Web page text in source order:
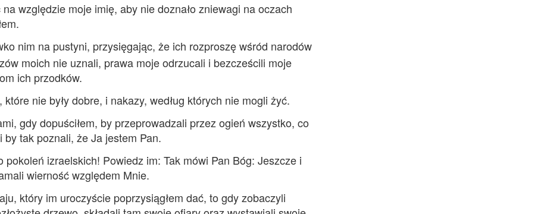
względzie moje imię, aby nie doznało zniewagi na oczach
nim na pustyni, przysięgając, że ich rozproszę wśród narodów
moich nie uznali, prawa moje odrzucali i bezcześcili moje
ich przodków.
nie były dobre, i nakazy, według których nie mogli żyć.
gdy dopuściłem, by przeprowadzali przez ogień wszystko, co
tak poznali, że Ja jestem Pan.
pokoleń izraelskich! Powiedz im: Tak mówi Pan Bóg: Jeszcze i
wierność względem Mnie.
który im uroczyście poprzysiągłem dać, to gdy zobaczyli